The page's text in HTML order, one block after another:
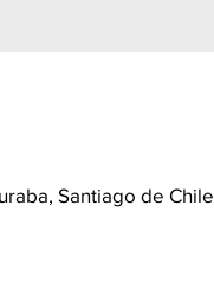
Santiago de Chile